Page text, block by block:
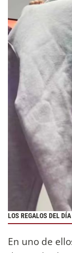
LOS REGALOS DEL
En uno de